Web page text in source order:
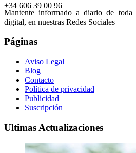
+34 606 39 00 96
Mantente informado a diario de
digital, en nuestras Redes Sociales
Páginas
Aviso Legal
Blog
Contacto
Política de privacidad
Publicidad
Suscripción
Ultimas Actualizaciones